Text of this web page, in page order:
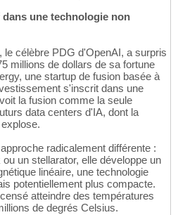
une technologie non
le célèbre PDG d'OpenAI, a surpris
millions de dollars de sa fortune
une startup de fusion basée à
s'inscrit dans une
la fusion comme la seule
data centers d'IA, dont la
radicalement différente :
un stellarator, elle développe un
linéaire, une technologie
potentiellement plus compacte.
atteindre des températures
de degrés Celsius.